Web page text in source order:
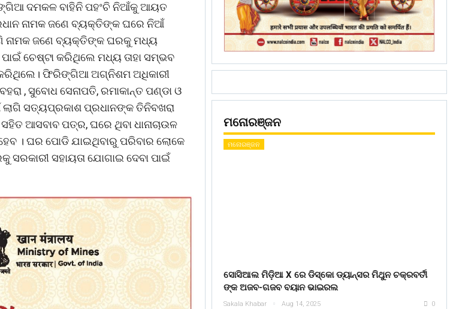
ଦମକଳ ବାହିନି ପହଂଚି ନିଆଁକୁ ଆୟତ
ନାମକ ଜଣେ ବ୍ୟକ୍ତିଙ୍କ ଘରେ ନିଆଁ
ନାମକ ଜଣେ ବ୍ୟକ୍ତିଙ୍କ ଘରକୁ ମଧ୍ୟ
ଚେଷ୍ଟା କରିଥିଲେ ମଧ୍ୟ ତାହା ସମ୍ଭବ
ଫିରିଙ୍ଗିଆ ଅଗ୍ନିଶମ ଅଧିକାରୀ
, ସୁବୋଧ ସେନାପତି, ରମାକାନ୍ତ ପଣ୍ଡା ଓ
ସତ୍ୟପ୍ରକାଶ ପ୍ରଧାନଙ୍କ ତିନିବଖରା
ଆସବାବ ପତ୍ର, ଘରେ ଥିବା ଧାନାଚାଉଳ
। ଘର ପୋଡି ଯାଇଥିବାରୁ ପରିବାର ଲୋକେ
ସହାୟତା ଯୋଗାଇ ଦେବା ପାଇଁ
ମନୋରଞ୍ଜନ
ମନୋରଞ୍ଜନ
ସୋସିଆଲ ମିଡ଼ିଆ X ରେ ଡିସ୍କୋ ଡ୍ୟାନ୍ସର ମିଥୁନ ଚକ୍ରବର୍ତୀ
ଙ୍କ ଅଜବ-ଗଜବ ବୟାନ ଭାଇରଲ
Sakala Khabar Aug 14, 2025 0